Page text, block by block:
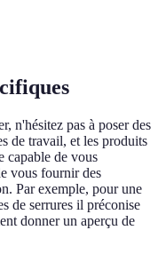
n'hésitez pas à poser des
de travail, et les produits
capable de vous
vous fournir des
Par exemple, pour une
de serrures il préconise
donner un aperçu de